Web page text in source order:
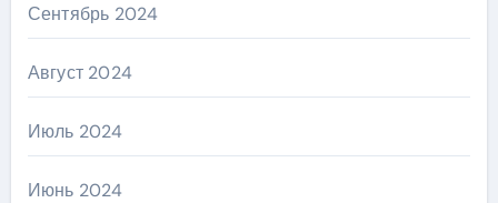
Сентябрь 2024
Август 2024
Июль 2024
Июнь 2024